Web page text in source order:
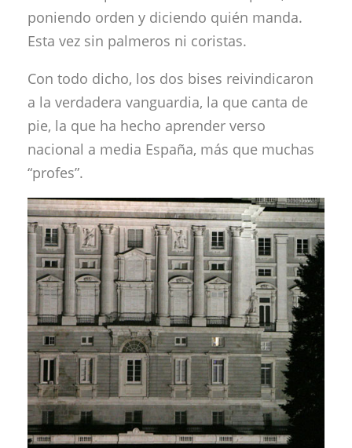
poniendo orden y diciendo quién manda.
Esta vez sin palmeros ni coristas.
Con todo dicho, los dos bises reivindicaron
a la verdadera vanguardia, la que canta de
pie, la que ha hecho aprender verso
nacional a media España, más que muchas
“profes”.